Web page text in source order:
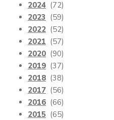
2024 (72)
2023 (59)
2022 (52)
2021 (57)
2020 (90)
2019 (37)
2018 (38)
2017 (56)
2016 (66)
2015 (65)